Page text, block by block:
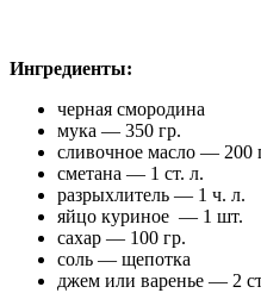
Ингредиенты:
черная смородина
мука — 350 гр.
сливочное масло — 200
сметана — 1 ст. л.
разрыхлитель — 1 ч. л.
яйцо куриное — 1 шт.
сахар — 100 гр.
соль — щепотка
джем или варенье — 2